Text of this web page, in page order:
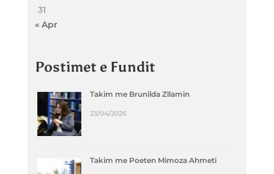
31
« Apr
Postimet e Fundit
Takim me Brunilda Zllamin
23/04/2026
Takim me Poeten Mimoza Ahmeti